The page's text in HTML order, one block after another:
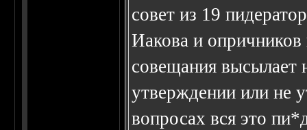
совет из 19
Иакова и опричников
совещания
утверждении или не
вопросах вся это